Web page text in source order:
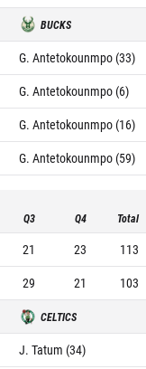
BUCKS
G. Antetokounmpo (33)
G. Antetokounmpo (6)
G. Antetokounmpo (16)
G. Antetokounmpo (59)
Q3 Q4 Total
21 23
113
29 21 103
CELTICS
J. Tatum (34)